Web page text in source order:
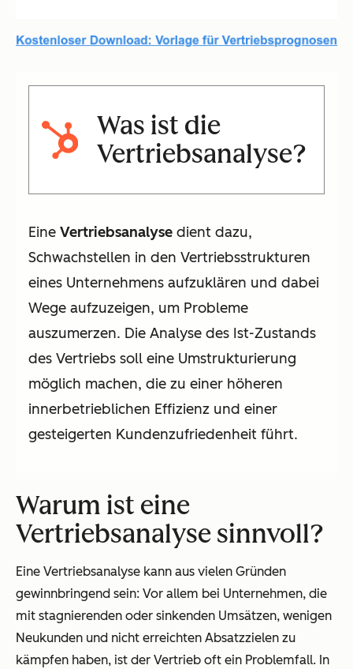
Was ist die
Vertriebsanalyse?
Eine Vertriebsanalyse dient dazu,
Schwachstellen in den Vertriebsstrukturen
eines Unternehmens aufzuklären und dabei
Wege aufzuzeigen, um Probleme
auszumerzen. Die Analyse des Ist-Zustands
des Vertriebs soll eine Umstrukturierung
möglich machen, die zu einer höheren
innerbetrieblichen Effizienz und einer
gesteigerten Kundenzufriedenheit führt.
Warum ist eine
Vertriebsanalyse sinnvoll?
Eine Vertriebsanalyse kann aus vielen Gründen
gewinnbringend sein: Vor allem bei Unternehmen, die
mit stagnierenden oder sinkenden Umsätzen, wenigen
Neukunden und nicht erreichten Absatzzielen zu
kämpfen haben, ist der Vertrieb oft ein Problemfall. In